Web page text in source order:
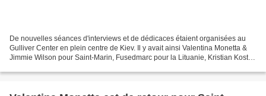
De nouvelles séances d'interviews et de dédicaces étaient organisées au
Gulliver Center en plein centre de Kiev. Il y avait ainsi Valentina Monetta &
Jimmie Wilson pour Saint-Marin, Fusedmarc pour la Lituanie, Kristian Kostov